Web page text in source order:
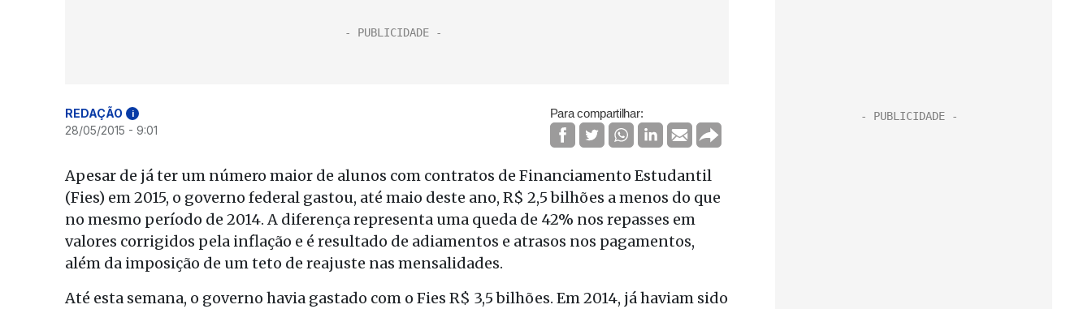
REDAÇÃO i
28/05/2015 - 9:01
Para compartilhar:
Apesar de já ter um número maior de alunos com contratos de Financiamento Estudantil
(Fies) em 2015, o governo federal gastou, até maio deste ano, R$ 2,5 bilhões a menos do que
no mesmo período de 2014. A diferença representa uma queda de 42% nos repasses em
valores corrigidos pela inflação e é resultado de adiamentos e atrasos nos pagamentos,
além da imposição de um teto de reajuste nas mensalidades.
Até esta semana, o governo havia gastado com o Fies R$ 3,5 bilhões. Em 2014, já haviam sido